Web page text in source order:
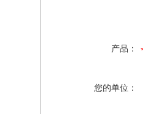
产品：
您的单位：